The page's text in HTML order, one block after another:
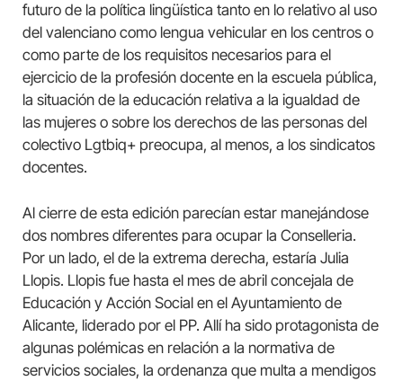
futuro de la política lingüística tanto en lo relativo al uso
del valenciano como lengua vehicular en los centros o
como parte de los requisitos necesarios para el
ejercicio de la profesión docente en la escuela pública,
la situación de la educación relativa a la igualdad de
las mujeres o sobre los derechos de las personas del
colectivo Lgtbiq+ preocupa, al menos, a los sindicatos
docentes.
Al cierre de esta edición parecían estar manejándose
dos nombres diferentes para ocupar la Conselleria.
Por un lado, el de la extrema derecha, estaría Julia
Llopis. Llopis fue hasta el mes de abril concejala de
Educación y Acción Social en el Ayuntamiento de
Alicante, liderado por el PP. Allí ha sido protagonista de
algunas polémicas en relación a la normativa de
servicios sociales, la ordenanza que multa a mendigos